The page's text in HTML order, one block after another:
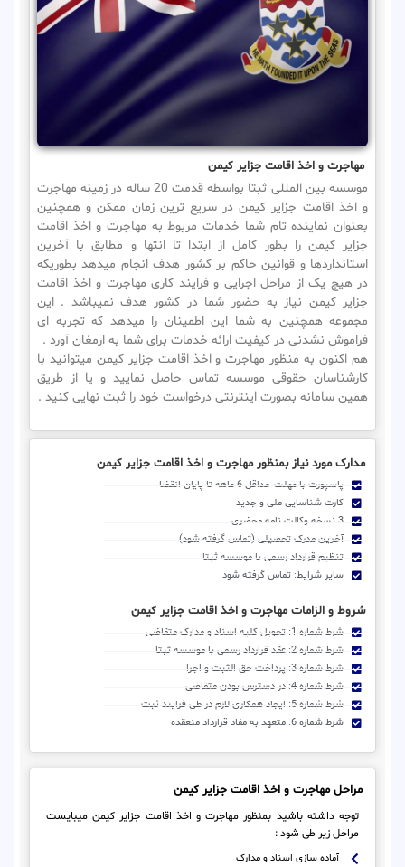
مهاجرت و اخذ اقامت جزایر کیمن
موسسه بین المللی ثبتا بواسطه قدمت 20 ساله در زمینه مهاجرت
و اخذ اقامت جزایر کیمن در سریع ترین زمان ممکن و همچنین
بعنوان نماینده تام شما خدمات مربوط به مهاجرت و اخذ اقامت
جزایر کیمن را بطور کامل از ابتدا تا انتها و مطابق با آخرین
استانداردها و قوانین حاکم بر کشور هدف انجام میدهد بطوریکه
در هیچ یک از مراحل اجرایی و فرایند کاری مهاجرت و اخذ اقامت
جزایر کیمن نیاز به حضور شما در کشور هدف نمیباشد . این
مجموعه همچنین به شما این اطمینان را میدهد که تجربه ای
فراموش نشدنی در کیفیت ارائه خدمات برای شما به ارمغان آورد .
هم اکنون به منظور مهاجرت و اخذ اقامت جزایر کیمن میتوانید با
کارشناسان حقوقی موسسه تماس حاصل نمایید و یا از طریق
همین سامانه بصورت اینترنتی درخواست خود را ثبت نهایی کنید .
مدارک مورد نیاز بمنظور مهاجرت و اخذ اقامت جزایر کیمن
پاسپورت با مهلت حداقل 6 ماهه تا پایان انقضا
کارت شناسایی ملی و جدید
3 نسخه وکالت نامه محضری
آخرین مدرک تحصیلی (تماس گرفته شود)
تنظیم قرارداد رسمی با موسسه ثبتا
سایر شرایط: تماس گرفته شود
شروط و الزامات مهاجرت و اخذ اقامت جزایر کیمن
شرط شماره 1: تحویل کلیه اسناد و مدارک متقاضی
شرط شماره 2: عقد قرارداد رسمی با موسسه ثبتا
شرط شماره 3: پرداخت حق الثبت و اجرا
شرط شماره 4: در دسترس بودن متقاضی
شرط شماره 5: ایجاد همکاری لازم در طی فرایند ثبت
شرط شماره 6: متعهد به مفاد قرارداد منعقده
مراحل مهاجرت و اخذ اقامت جزایر کیمن
توجه داشته باشید بمنظور مهاجرت و اخذ اقامت جزایر کیمن میبایست
مراحل زیر طی شود :
آماده سازی اسناد و مدارک